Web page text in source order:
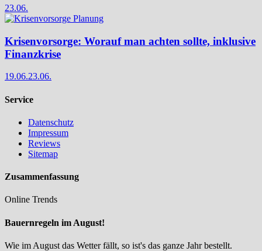
23.06.
Krisenvorsorge: Worauf man achten sollte, inklusive
Finanzkrise
19.06.23.06.
Service
Datenschutz
Impressum
Reviews
Sitemap
Zusammenfassung
Online Trends
Bauernregeln im August!
Wie im August das Wetter fällt, so ist's das ganze Jahr bestellt.